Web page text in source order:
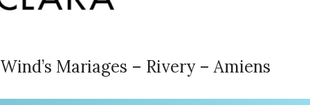
Wind’s Mariages – Rivery – Amiens